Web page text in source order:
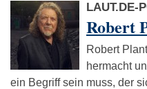
LAUT.DE-
Robert
Robert
hermacht
ein Begriff sein muss, der